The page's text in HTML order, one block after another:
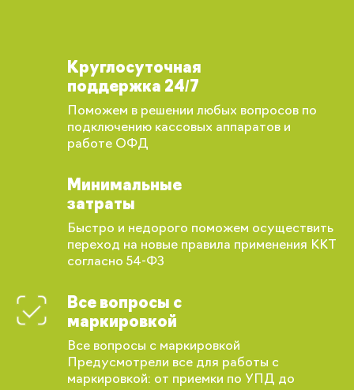
Круглосуточная
поддержка 24/7
Поможем в решении любых вопросов по
подключению кассовых аппаратов и
работе ОФД
Минимальные
затраты
Быстро и недорого поможем осуществить
переход на новые правила применения ККТ
согласно 54-ФЗ
Все вопросы с
маркировкой
Все вопросы с маркировкой
Предусмотрели все для работы с
маркировкой: от приемки по УПД до
Вы сможете отслеживать статус своих